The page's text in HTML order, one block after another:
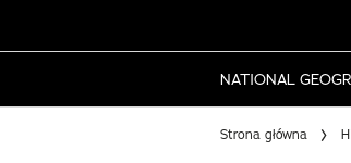
NATIONAL
Strona główna